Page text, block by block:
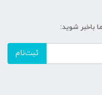
باخبر شوید:
ثبت‌نام